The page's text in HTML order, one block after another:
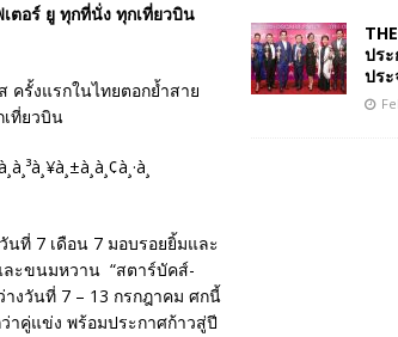
ตอร์ ยู ทุกที่นั่ง ทุกเที่ยวบิน
รั้งแรกในไทยตอกย้ำสาย
ที่ยวบิน
นที่ 7 เดือน 7 มอบรอยยิ้มและ
ละขนมหวาน “สตาร์บัคส์-
งวันที่ 7 – 13 กรกฎาคม ศกนี้
าคู่แข่ง พร้อมประกาศก้าวสู่ปี
ประ
ประ